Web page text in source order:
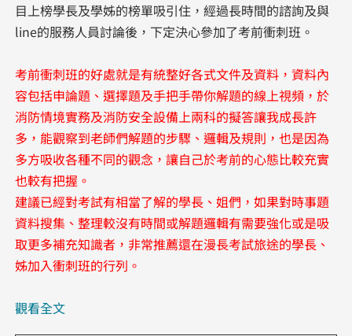
目上榜學長及學姊的榜單吸引住，經過長時間的諮詢及與
line的服務人員討論後，下定決心參加了考前衝刺班。
考前衝刺班的好處就是有統整好各式文件及資料，資料內
容包括申論題、選擇題及手把手帶你解題的線上視頻，於
消防情境實務及消防安全設備上兩科的擬答讓我成長許
多，能觀察到老師們解題的步驟、邏輯及規則，也是因為
多方吸收各種不同的觀念，讓自己於考前的心態比較充實
也較有把握。
建議已經對考試有相當了解的學長、姐們，如果對時事題
資料搜集、整理較沒有時間或解題邏輯有需要強化或是吸
取更多補充知識者，非常推薦還在漫長考試旅途的學長、
姊加入衝刺班的行列。
觀看全文